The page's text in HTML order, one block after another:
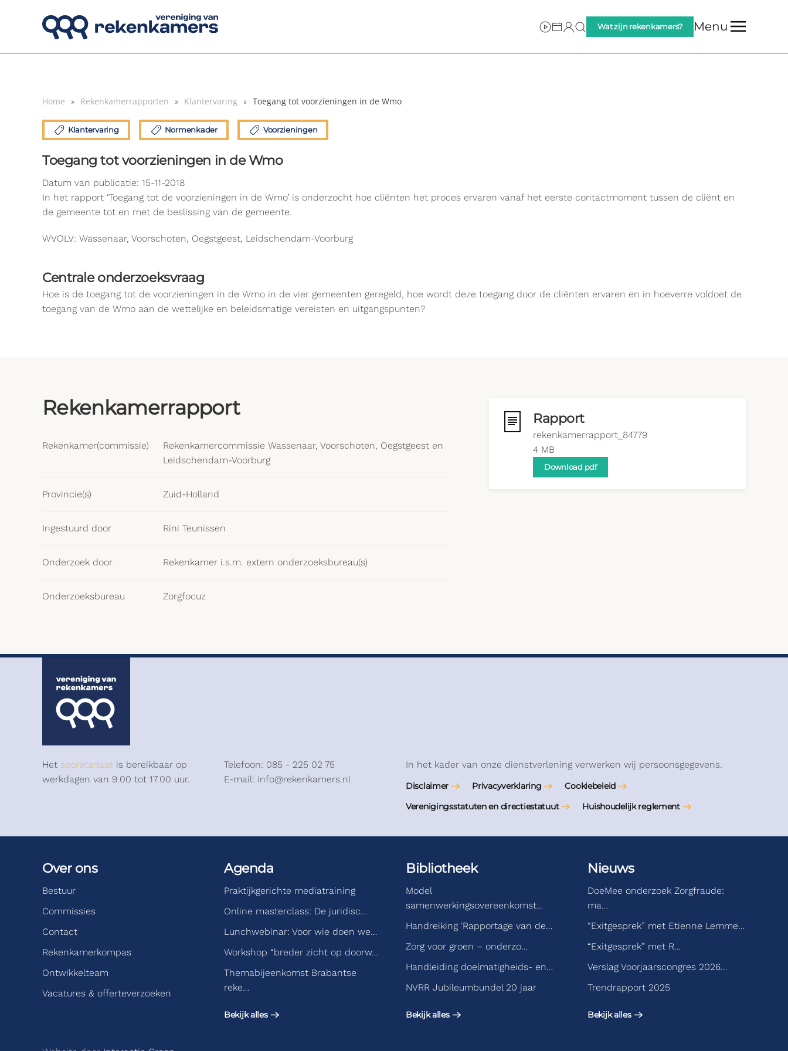
Overslaan en naar de inhoud gaan
Wat zijn rekenkamers? Menu
Home Rekenkamerrapporten Klantervaring Toegang tot voorzieningen in de Wmo
Klantervaring Normenkader Voorzieningen
Toegang tot voorzieningen in de Wmo
Datum van publicatie: 15-11-2018
In het rapport ‘Toegang tot de voorzieningen in de Wmo’ is onderzocht hoe cliënten het proces ervaren vanaf het eerste contactmoment tussen de cliënt en
de gemeente tot en met de beslissing van de gemeente.
WVOLV: Wassenaar, Voorschoten, Oegstgeest, Leidschendam-Voorburg
Centrale onderzoeksvraag
Hoe is de toegang tot de voorzieningen in de Wmo in de vier gemeenten geregeld, hoe wordt deze toegang door de cliënten ervaren en in hoeverre voldoet de
toegang van de Wmo aan de wettelijke en beleidsmatige vereisten en uitgangspunten?
Rekenkamerrapport
Rekenkamer(commissie)
Rekenkamercommissie Wassenaar, Voorschoten, Oegstgeest en
Leidschendam-Voorburg
Provincie(s) Zuid-Holland
Ingestuurd door Rini Teunissen
Onderzoek door Rekenkamer i.s.m. extern onderzoeksbureau(s)
Onderzoeksbureau Zorgfocuz
Rapport
rekenkamerrapport_84779
4 MB
Download pdf
Het secretariaat is bereikbaar op
werkdagen van 9.00 tot 17.00 uur.
Telefoon: 085 - 225 02 75
E-mail: info@rekenkamers.nl
In het kader van onze dienstverlening verwerken wij persoonsgegevens.
Disclaimer Privacyverklaring
Cookiebeleid
Verenigingsstatuten en directiestatuut
Huishoudelijk reglement
Over ons
Bestuur
Commissies
Contact
Rekenkamerkompas
Ontwikkelteam
Vacatures & offerteverzoeken
Agenda
Praktijkgerichte mediatraining
Online masterclass: De juridisc…
Lunchwebinar: Voor wie doen we…
Workshop “breder zicht op doorw…
Themabijeenkomst Brabantse
reke…
Bekijk alles
Bibliotheek
Model
samenwerkingsovereenkomst…
Handreiking ‘Rapportage van de…
Zorg voor groen – onderzo…
Handleiding doelmatigheids- en…
NVRR Jubileumbundel 20 jaar
Bekijk alles
Nieuws
DoeMee onderzoek Zorgfraude:
ma…
“Exitgesprek” met Etienne Lemme…
“Exitgesprek” met R…
Verslag Voorjaarscongres 2026…
Trendrapport 2025
Bekijk alles